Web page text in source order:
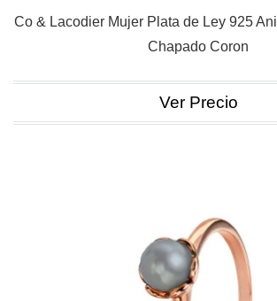
Co & Lacodier Mujer Plata de Ley 925
Chapado Coron
Ver Precio